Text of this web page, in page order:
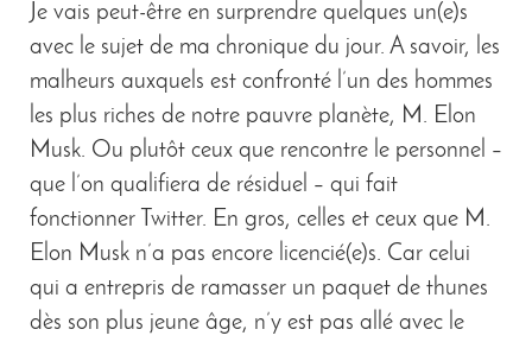
Je vais peut-être en surprendre quelques un(e)s
avec le sujet de ma chronique du jour. A savoir, les
malheurs auxquels est confronté l’un des hommes
les plus riches de notre pauvre planète, M. Elon
Musk. Ou plutôt ceux que rencontre le personnel –
que l’on qualifiera de résiduel – qui fait
fonctionner Twitter. En gros, celles et ceux que M.
Elon Musk n’a pas encore licencié(e)s. Car celui
qui a entrepris de ramasser un paquet de thunes
dès son plus jeune âge, n’y est pas allé avec le